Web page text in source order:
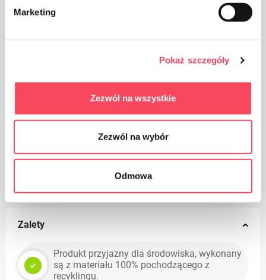
Marketing
Pokaż szczegóły
Zezwól na wszystkie
Zezwól na wybór
Odmowa
Nadaje się do recyklingu
Zalety
Produkt przyjazny dla środowiska, wykonany
są z materiału 100% pochodzącego z
recyklingu.